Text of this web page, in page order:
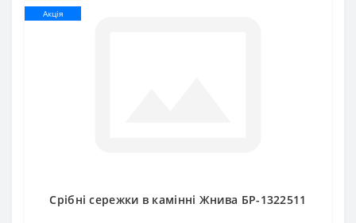
Акція
Срібні сережки в камінні Жнива БР-1322511